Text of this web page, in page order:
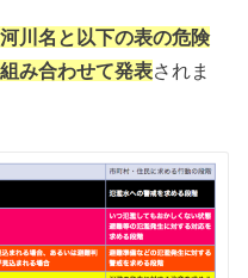
河川名と以下の表の危険
み合わせて発表されま